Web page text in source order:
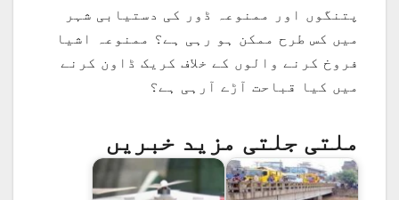
پتنگوں اور ممنوعہ ڈور کی دستیابی شہر
میں کس طرح ممکن ہو رہی ہے؟ ممنوعہ اشیا
فروخ کرنے والوں کے خلاف کریک ڈاون کرنے
میں کیا قباحت آڑے آرہی ہے؟
ملتی جلتی مزید خبریں